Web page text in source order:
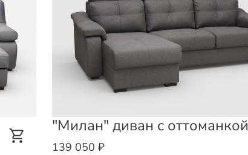
"Милан" диван с оттоманкой
139 050 ₽